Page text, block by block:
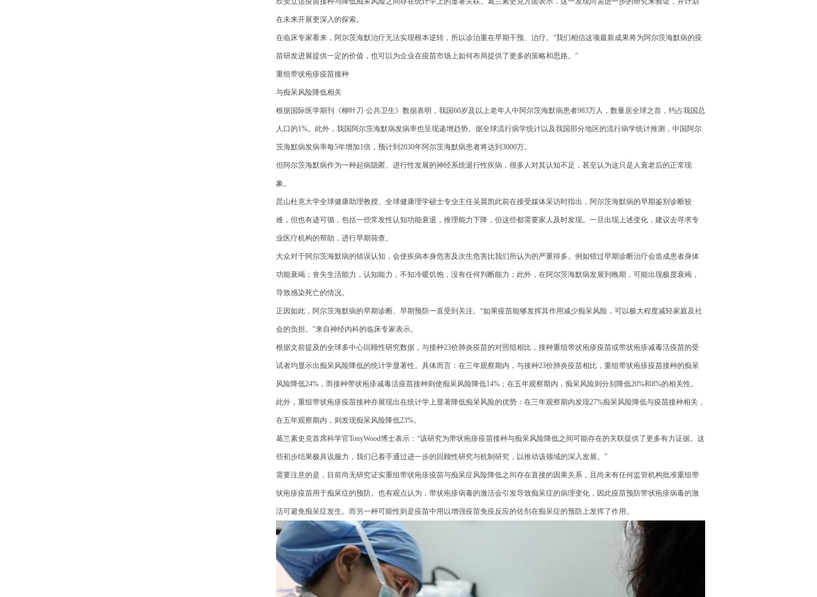
在未来开展更深入的探索。
在临床专家看来，阿尔茨海默治疗无法实现根本逆转，所以诊治重在早期干预、治疗。“我们相信这项最新成果将为阿尔茨海默病的疫
苗研发进展提供一定的价值，也可以为企业在疫苗市场上如何布局提供了更多的策略和思路。”
重组带状疱疹疫苗接种
与痴呆风险降低相关
根据国际医学期刊《柳叶刀·公共卫生》数据表明，我国60岁及以上老年人中阿尔茨海默病患者983万人，数量居全球之首，约占我国总
人口的1%。此外，我国阿尔茨海默病发病率也呈现递增趋势。据全球流行病学统计以及我国部分地区的流行病学统计推测，中国阿尔
茨海默病发病率每5年增加1倍，预计到2030年阿尔茨海默病患者将达到3000万。
但阿尔茨海默病作为一种起病隐匿、进行性发展的神经系统退行性疾病，很多人对其认知不足，甚至认为这只是人衰老后的正常现
象。
昆山杜克大学全球健康助理教授、全球健康理学硕士专业主任吴晨凯此前在接受媒体采访时指出，阿尔茨海默病的早期鉴别诊断较
难，但也有迹可循，包括一些常发性认知功能衰退，推理能力下降，但这些都需要家人及时发现。一旦出现上述变化，建议去寻求专
业医疗机构的帮助，进行早期筛查。
大众对于阿尔茨海默病的错误认知，会使疾病本身危害及次生危害比我们所认为的严重得多。例如错过早期诊断治疗会造成患者身体
功能衰竭；丧失生活能力，认知能力，不知冷暖饥饱，没有任何判断能力；此外，在阿尔茨海默病发展到晚期，可能出现极度衰竭，
导致感染死亡的情况。
正因如此，阿尔茨海默病的早期诊断、早期预防一直受到关注。“如果疫苗能够发挥其作用减少痴呆风险，可以极大程度减轻家庭及社
会的负担。”来自神经内科的临床专家表示。
根据文前提及的全球多中心回顾性研究数据，与接种23价肺炎疫苗的对照组相比，接种重组带状疱疹疫苗或带状疱疹减毒活疫苗的受
试者均显示出痴呆风险降低的统计学显著性。具体而言：在三年观察期内，与接种23价肺炎疫苗相比，重组带状疱疹疫苗接种的痴呆
风险降低24%，而接种带状疱疹减毒活疫苗接种则使痴呆风险降低14%；在五年观察期内，痴呆风险则分别降低20%和8%的相关性。
此外，重组带状疱疹疫苗接种亦展现出在统计学上显著降低痴呆风险的优势：在三年观察期内发现27%痴呆风险降低与疫苗接种相关，
在五年观察期内，则发现痴呆风险降低23%。
葛兰素史克首席科学官TonyWood博士表示：“该研究为带状疱疹疫苗接种与痴呆风险降低之间可能存在的关联提供了更多有力证据。这
些初步结果极具说服力，我们已着手通过进一步的回顾性研究与机制研究，以推动该领域的深入发展。”
需要注意的是，目前尚无研究证实重组带状疱疹疫苗与痴呆症风险降低之间存在直接的因果关系，且尚未有任何监管机构批准重组带
状疱疹疫苗用于痴呆症的预防。也有观点认为，带状疱疹病毒的激活会引发导致痴呆症的病理变化，因此疫苗预防带状疱疹病毒的激
活可避免痴呆症发生。而另一种可能性则是疫苗中用以增强疫苗免疫反应的佐剂在痴呆症的预防上发挥了作用。